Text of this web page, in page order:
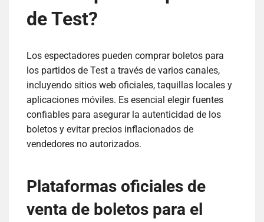
de Test?
Los espectadores pueden comprar boletos para
los partidos de Test a través de varios canales,
incluyendo sitios web oficiales, taquillas locales y
aplicaciones móviles. Es esencial elegir fuentes
confiables para asegurar la autenticidad de los
boletos y evitar precios inflacionados de
vendedores no autorizados.
Plataformas oficiales de
venta de boletos para el